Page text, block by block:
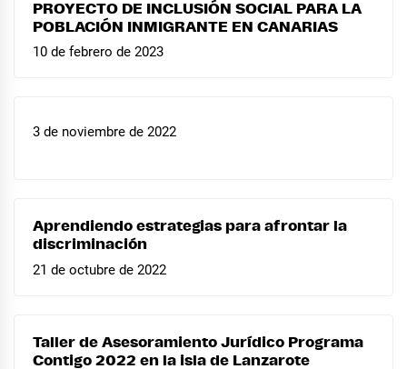
PROYECTO DE INCLUSIÓN SOCIAL PARA LA
POBLACIÓN INMIGRANTE EN CANARIAS
10 de febrero de 2023
3 de noviembre de 2022
Aprendiendo estrategias para afrontar la
discriminación
21 de octubre de 2022
Taller de Asesoramiento Jurídico Programa
Contigo 2022 en la isla de Lanzarote